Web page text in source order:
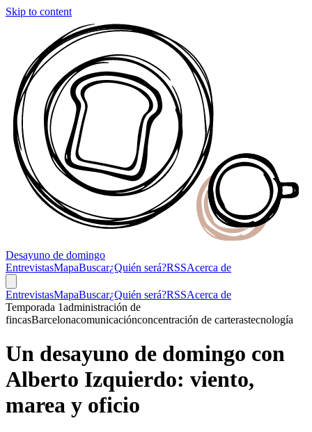
Skip to content
Desayuno de domingo
EntrevistasMapaBuscar¿Quién será?RSSAcerca de
EntrevistasMapaBuscar¿Quién será?RSSAcerca de
Temporada 1administración de
fincasBarcelonacomunicaciónconcentración de carterastecnología
Un desayuno de domingo con
Alberto Izquierdo: viento,
marea y oficio